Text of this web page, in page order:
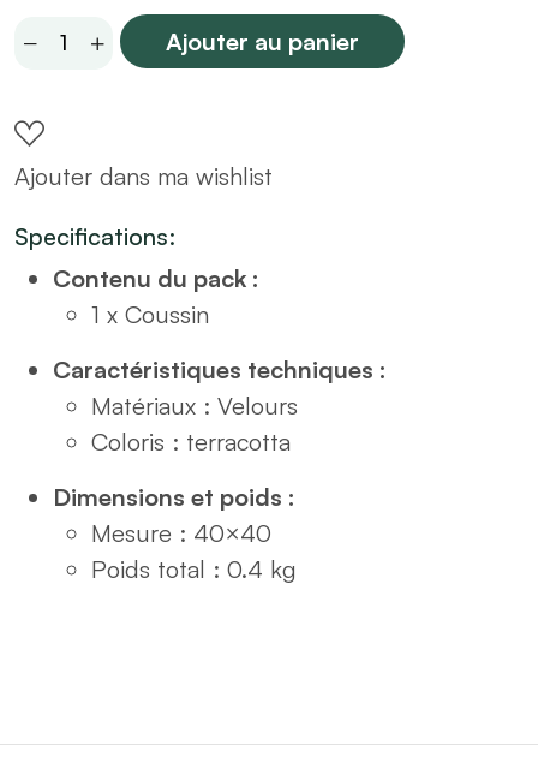
Coussin
40x40
quantity
Ajouter au panier
Ajouter dans ma wishlist
Specifications:
Contenu du pack :
1 x Coussin
Caractéristiques techniques :
Matériaux : Velours
Coloris : terracotta
Dimensions et poids :
Mesure : 40×40
Poids total : 0.4 kg